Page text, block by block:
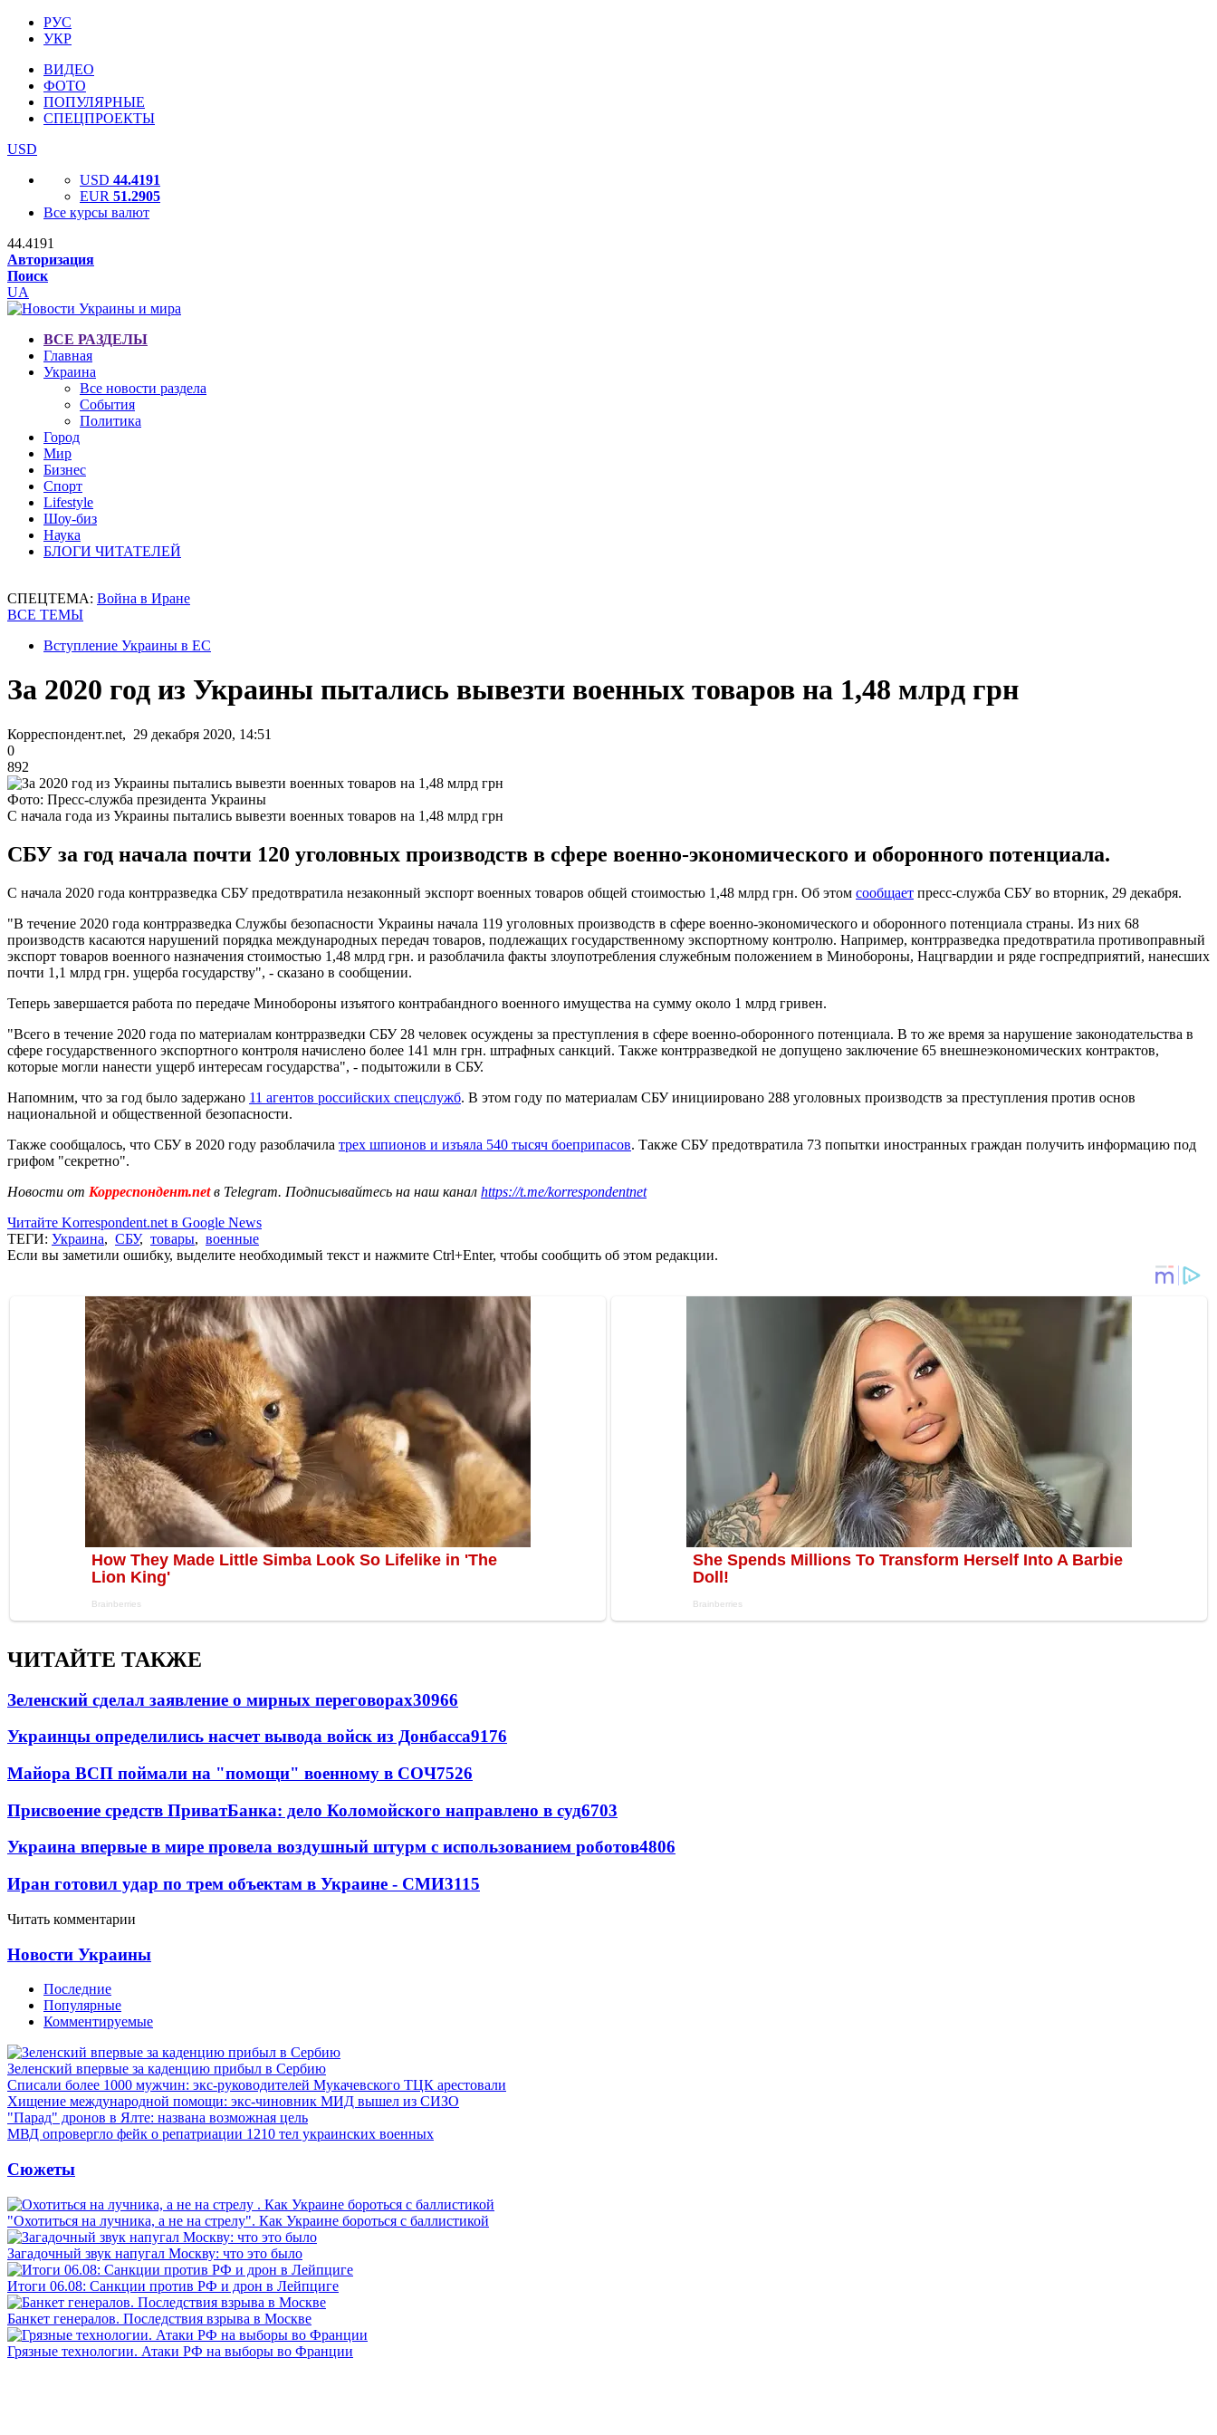
РУС
УКР
ВИДЕО
ФОТО
ПОПУЛЯРНЫЕ
СПЕЦПРОЕКТЫ
USD
USD 44.4191
EUR 51.2905
Все курсы валют
44.4191
Авторизация
Поиск
UA
ВСЕ РАЗДЕЛЫ
Главная
Украина
Все новости раздела
События
Политика
Город
Мир
Бизнес
Спорт
Lifestyle
Шоу-биз
Наука
БЛОГИ ЧИТАТЕЛЕЙ
СПЕЦТЕМА: Война в Иране
ВСЕ ТЕМЫ
Вступление Украины в ЕС
За 2020 год из Украины пытались вывезти военных товаров на 1,48 млрд грн
Корреспондент.net, 29 декабря 2020, 14:51
0
892
Фото: Пресс-служба президента Украины
С начала года из Украины пытались вывезти военных товаров на 1,48 млрд грн
СБУ за год начала почти 120 уголовных производств в сфере военно-экономического и оборонного потенциала.
С начала 2020 года контрразведка СБУ предотвратила незаконный экспорт военных товаров общей стоимостью 1,48 млрд грн. Об этом сообщает пресс-служба СБУ во вторник, 29 декабря.
"В течение 2020 года контрразведка Службы безопасности Украины начала 119 уголовных производств в сфере военно-экономического и оборонного потенциала страны. Из них 68
производств касаются нарушений порядка международных передач товаров, подлежащих государственному экспортному контролю. Например, контрразведка предотвратила противоправный
экспорт товаров военного назначения стоимостью 1,48 млрд грн. и разоблачила факты злоупотребления служебным положением в Минобороны, Нацгвардии и ряде госпредприятий, нанесших
почти 1,1 млрд грн. ущерба государству", - сказано в сообщении.
Теперь завершается работа по передаче Минобороны изъятого контрабандного военного имущества на сумму около 1 млрд гривен.
"Всего в течение 2020 года по материалам контрразведки СБУ 28 человек осуждены за преступления в сфере военно-оборонного потенциала. В то же время за нарушение законодательства в
сфере государственного экспортного контроля начислено более 141 млн грн. штрафных санкций. Также контрразведкой не допущено заключение 65 внешнеэкономических контрактов,
которые могли нанести ущерб интересам государства", - подытожили в СБУ.
Напомним, что за год было задержано 11 агентов российских спецслужб. В этом году по материалам СБУ инициировано 288 уголовных производств за преступления против основ
национальной и общественной безопасности.
Также сообщалось, что СБУ в 2020 году разоблачила трех шпионов и изъяла 540 тысяч боеприпасов. Также СБУ предотвратила 73 попытки иностранных граждан получить информацию под
грифом "секретно".
Новости от Корреспондент.netв Telegram. Подписывайтесь на наш канал https://t.me/korrespondentnet
Читайте Korrespondent.net в Google News
ТЕГИ: Украина, СБУ, товары, военные
Если вы заметили ошибку, выделите необходимый текст и нажмите Ctrl+Enter, чтобы сообщить об этом редакции.
ЧИТАЙТЕ ТАКЖЕ
Зеленский сделал заявление о мирных переговорах30966
Украинцы определились насчет вывода войск из Донбасса9176
Майора ВСП поймали на "помощи" военному в СОЧ7526
Присвоение средств ПриватБанка: дело Коломойского направлено в суд6703
Украина впервые в мире провела воздушный штурм с использованием роботов4806
Иран готовил удар по трем объектам в Украине - СМИ3115
Читать комментарии
Новости Украины
Последние
Популярные
Комментируемые
Зеленский впервые за каденцию прибыл в Сербию
Списали более 1000 мужчин: экс-руководителей Мукачевского ТЦК арестовали
Хищение международной помощи: экс-чиновник МИД вышел из СИЗО
"Парад" дронов в Ялте: названа возможная цель
МВД опровергло фейк о репатриации 1210 тел украинских военных
Сюжеты
"Охотиться на лучника, а не на стрелу". Как Украине бороться с баллистикой
Загадочный звук напугал Москву: что это было
Итоги 06.08: Санкции против РФ и дрон в Лейпциге
Банкет генералов. Последствия взрыва в Москве
Грязные технологии. Атаки РФ на выборы во Франции